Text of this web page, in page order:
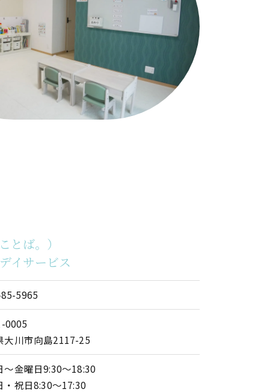
とば。）
イサービス
5965
0005
大川市向島2117-25
～金曜日9:30～18:30
・祝日8:30～17:30